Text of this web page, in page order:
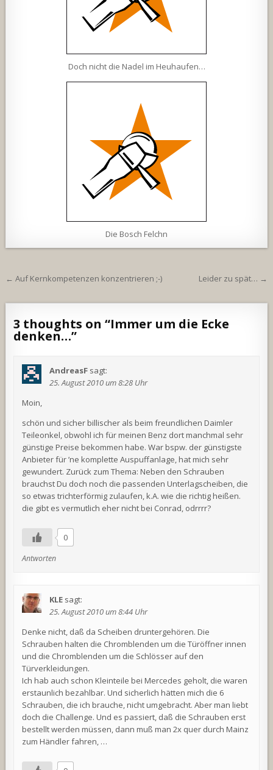
Doch nicht die Nadel im Heuhaufen…
Die Bosch Felchn
Beitragsnavigation
← Auf Kernkompetenzen konzentrieren ;-) Leider zu spät… →
3 thoughts on “Immer um die Ecke
denken…”
AndreasF sagt:
25. August 2010 um 8:28 Uhr
Moin,
schön und sicher billischer als beim freundlichen Daimler
Teileonkel, obwohl ich für meinen Benz dort manchmal sehr
günstige Preise bekommen habe. War bspw. der günstigste
Anbieter für ’ne komplette Auspuffanlage, hat mich sehr
gewundert. Zurück zum Thema: Neben den Schrauben
brauchst Du doch noch die passenden Unterlagscheiben, die
so etwas trichterförmig zulaufen, k.A. wie die richtig heißen.
die gibt es vermutlich eher nicht bei Conrad, odrrrr?
0
Antworten
KLE sagt:
25. August 2010 um 8:44 Uhr
Denke nicht, daß da Scheiben druntergehören. Die
Schrauben halten die Chromblenden um die Türöffner innen
und die Chromblenden um die Schlösser auf den
Türverkleidungen.
Ich hab auch schon Kleinteile bei Mercedes geholt, die waren
erstaunlich bezahlbar. Und sicherlich hätten mich die 6
Schrauben, die ich brauche, nicht umgebracht. Aber man liebt
doch die Challenge. Und es passiert, daß die Schrauben erst
bestellt werden müssen, dann muß man 2x quer durch Mainz
zum Händler fahren, …